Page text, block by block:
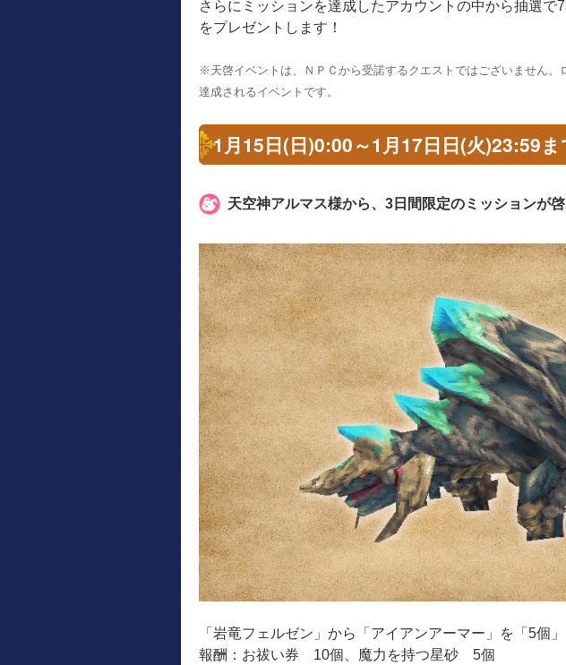
さらにミッションを達成したアカウントの中から抽選で
をプレゼントします！
※天啓イベントは、ＮＰＣから受諾するクエストではございません。
達成されるイベントです。
1月15日(日)0:00～1月17日日(火)23:59
天空神アルマス様から、3日間限定のミッションが啓
「岩竜フェルゼン」から「アイアンアーマー」を「5個
報酬：お祓い券 10個、魔力を持つ星砂 5個